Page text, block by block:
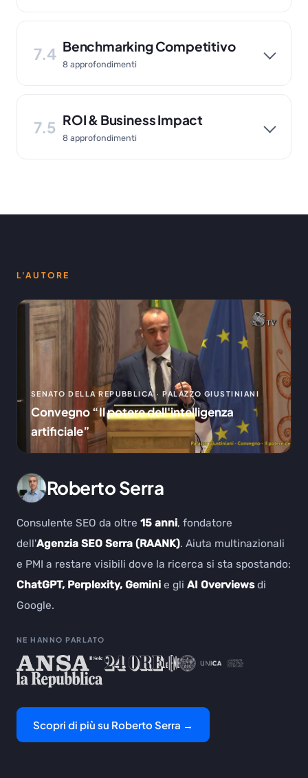
7.4 Benchmarking Competitivo
8 approfondimenti
7.5 ROI & Business Impact
8 approfondimenti
L'AUTORE
SENATO DELLA REPUBBLICA · PALAZZO GIUSTINIANI
Convegno “Il potere dell'intelligenza
artificiale”
Roberto Serra
Consulente SEO da oltre 15 anni, fondatore
dell'Agenzia SEO Serra (RAANK). Aiuta multinazionali
e PMI a restare visibili dove la ricerca si sta spostando:
ChatGPT, Perplexity, Gemini e gli AI Overviewsdi
Google.
NE HANNO PARLATO
Scopri di più su Roberto Serra →